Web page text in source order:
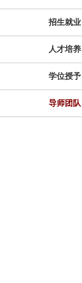
招生就业
人才培养
学位授予
导师团队